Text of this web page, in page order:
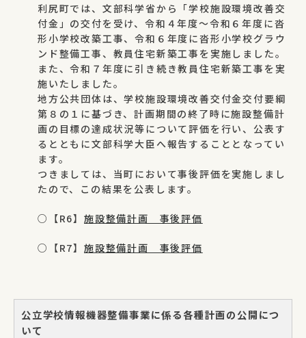
利尻町では、文部科学省から「学校施設環境改善交
付金」の交付を受け、令和４年度～令和６年度に沓
形小学校改築工事、令和６年度に沓形小学校グラウ
ンド整備工事、教員住宅新築工事を実施しました。
また、令和７年度に引き続き教員住宅新築工事を実
施いたしました。
地方公共団体は、学校施設環境改善交付金交付要綱
第８の１に基づき、計画期間の終了時に施設整備計
画の目標の達成状況等について評価を行い、公表す
るとともに文部科学大臣へ報告することとなってい
ます。
つきましては、当町において事後評価を実施しまし
たので、この結果を公表します。
○【R6】 施設整備計画 事後評価
○【R7】 施設整備計画 事後評価
公立学校情報機器整備事業に係る各種計画の公開につ
いて